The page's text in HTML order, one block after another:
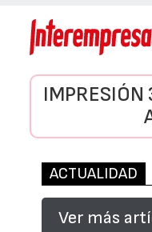
ACTUALIDAD
Ver más